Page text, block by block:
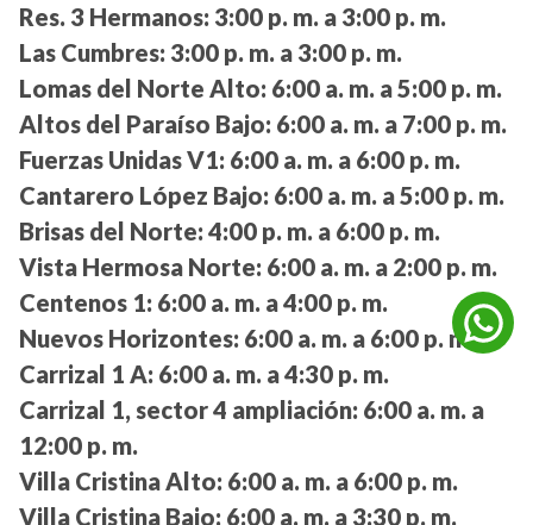
Res. 3 Hermanos: 3:00 p. m. a 3:00 p. m.
Las Cumbres: 3:00 p. m. a 3:00 p. m.
Lomas del Norte Alto: 6:00 a. m. a 5:00 p. m.
Altos del Paraíso Bajo: 6:00 a. m. a 7:00 p. m.
Fuerzas Unidas V1: 6:00 a. m. a 6:00 p. m.
Cantarero López Bajo: 6:00 a. m. a 5:00 p. m.
Brisas del Norte: 4:00 p. m. a 6:00 p. m.
Vista Hermosa Norte: 6:00 a. m. a 2:00 p. m.
Centenos 1: 6:00 a. m. a 4:00 p. m.
Nuevos Horizontes: 6:00 a. m. a 6:00 p. m.
Carrizal 1 A: 6:00 a. m. a 4:30 p. m.
Carrizal 1, sector 4 ampliación: 6:00 a. m. a
12:00 p. m.
Villa Cristina Alto: 6:00 a. m. a 6:00 p. m.
Villa Cristina Bajo: 6:00 a. m. a 3:30 p. m.